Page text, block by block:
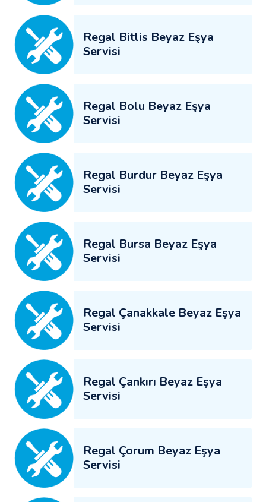
Regal Bitlis Beyaz Eşya
Servisi
Regal Bolu Beyaz Eşya
Servisi
Regal Burdur Beyaz Eşya
Servisi
Regal Bursa Beyaz Eşya
Servisi
Regal Çanakkale Beyaz Eşya
Servisi
Regal Çankırı Beyaz Eşya
Servisi
Regal Çorum Beyaz Eşya
Servisi